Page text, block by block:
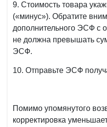
9. Стоимость товара
(«минус»). Обратите
дополнительного ЭСФ с
не должна превышать
ЭСФ.
10. Отправьте ЭСФ
Помимо упомянутого
корректировка